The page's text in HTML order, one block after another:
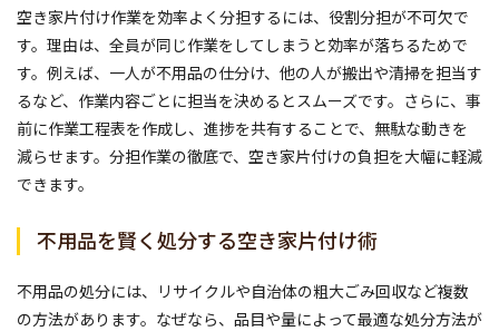
空き家片付け作業を効率よく分担するには、役割分担が不可欠で
す。理由は、全員が同じ作業をしてしまうと効率が落ちるためで
す。例えば、一人が不用品の仕分け、他の人が搬出や清掃を担当す
るなど、作業内容ごとに担当を決めるとスムーズです。さらに、事
前に作業工程表を作成し、進捗を共有することで、無駄な動きを
減らせます。分担作業の徹底で、空き家片付けの負担を大幅に軽減
できます。
不用品を賢く処分する空き家片付け術
不用品の処分には、リサイクルや自治体の粗大ごみ回収など複数
の方法があります。なぜなら、品目や量によって最適な処分方法が